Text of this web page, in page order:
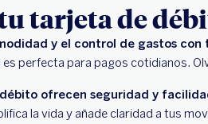
tarjeta de
y el control de gastos
perfecta para pagos cotidianos.
ofrecen seguridad y
la vida y añade claridad a tus